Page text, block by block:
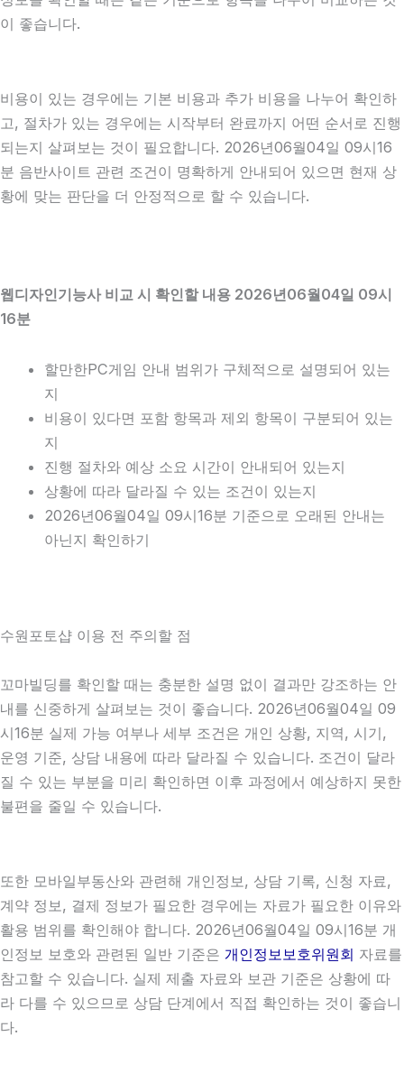
이 좋습니다.
비용이 있는 경우에는 기본 비용과 추가 비용을 나누어 확인하
고, 절차가 있는 경우에는 시작부터 완료까지 어떤 순서로 진행
되는지 살펴보는 것이 필요합니다. 2026년06월04일 09시16
분 음반사이트 관련 조건이 명확하게 안내되어 있으면 현재 상
황에 맞는 판단을 더 안정적으로 할 수 있습니다.
웹디자인기능사 비교 시 확인할 내용 2026년06월04일 09시
16분
할만한PC게임 안내 범위가 구체적으로 설명되어 있는
지
비용이 있다면 포함 항목과 제외 항목이 구분되어 있는
지
진행 절차와 예상 소요 시간이 안내되어 있는지
상황에 따라 달라질 수 있는 조건이 있는지
2026년06월04일 09시16분 기준으로 오래된 안내는
아닌지 확인하기
수원포토샵 이용 전 주의할 점
꼬마빌딩를 확인할 때는 충분한 설명 없이 결과만 강조하는 안
내를 신중하게 살펴보는 것이 좋습니다. 2026년06월04일 09
시16분 실제 가능 여부나 세부 조건은 개인 상황, 지역, 시기,
운영 기준, 상담 내용에 따라 달라질 수 있습니다. 조건이 달라
질 수 있는 부분을 미리 확인하면 이후 과정에서 예상하지 못한
불편을 줄일 수 있습니다.
또한 모바일부동산와 관련해 개인정보, 상담 기록, 신청 자료,
계약 정보, 결제 정보가 필요한 경우에는 자료가 필요한 이유와
활용 범위를 확인해야 합니다. 2026년06월04일 09시16분 개
인정보 보호와 관련된 일반 기준은 개인정보보호위원회 자료를
참고할 수 있습니다. 실제 제출 자료와 보관 기준은 상황에 따
라 다를 수 있으므로 상담 단계에서 직접 확인하는 것이 좋습니
다.